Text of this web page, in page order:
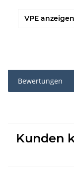
VPE
Bewertungen
Kunden